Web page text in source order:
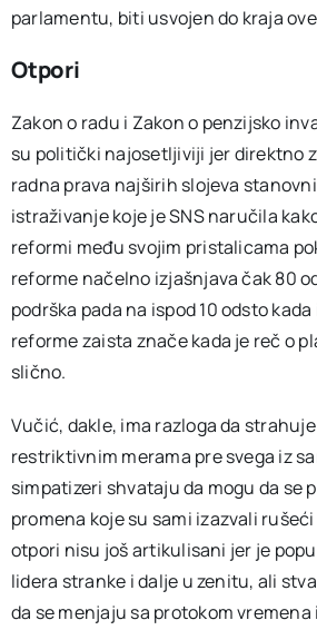
parlamentu, biti usvojen do kraja
Otpori
Zakon o radu i Zakon o penzijsko
su politički najosetljiviji jer direktno
radna prava najširih slojeva
istraživanje koje je SNS naručila
reformi među svojim pristalicama
reforme načelno izjašnjava čak 80
podrška pada na ispod 10 odsto
reforme zaista znače kada je reč o
slično.
Vučić, dakle, ima razloga da
restriktivnim merama pre svega iz
simpatizeri shvataju da mogu da se
promena koje su sami izazvali
otpori nisu još artikulisani jer je
lidera stranke i dalje u zenitu, ali
da se menjaju sa protokom vremena